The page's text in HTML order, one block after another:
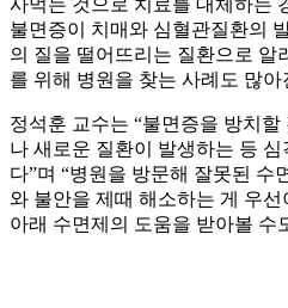
사먹는 것으로 치료를 대체하는
불면증이 치매와 심혈관질환의
의 질을 떨어뜨리는 질환으로 알
를 위해 병원을 찾는 사례도 많
정석훈 교수는 “불면증을 방치
나 새로운 질환이 발생하는 등
다”며 “병원을 방문해 잘못된 수
와 불안을 제때 해소하는 게 우
아래 수면제의 도움을 받아볼 수